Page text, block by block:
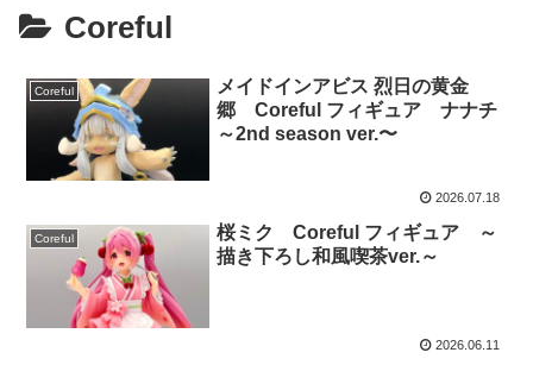
Coreful
Coreful
メイドインアビス 烈日の黄金
郷 Coreful フィギュア ナナチ
～2nd season ver.〜
2026.07.18
Coreful
桜ミク Coreful フィギュア ～
描き下ろし和風喫茶ver.～
2026.06.11